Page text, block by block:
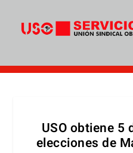
USO obtiene 5
elecciones de